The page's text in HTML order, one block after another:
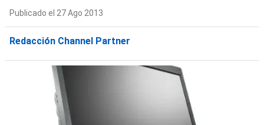
Publicado el 27 Ago 2013
Redacción Channel Partner